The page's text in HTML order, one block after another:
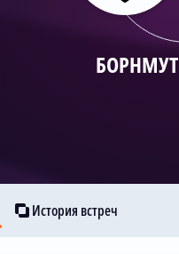
БОРНМУТ
История встреч